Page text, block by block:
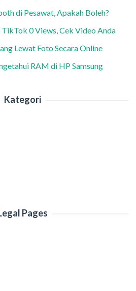
di Pesawat, Apakah Boleh?
0 Views, Cek Video Anda
Lewat Foto Secara Online
RAM di HP Samsung
Kategori
Pages